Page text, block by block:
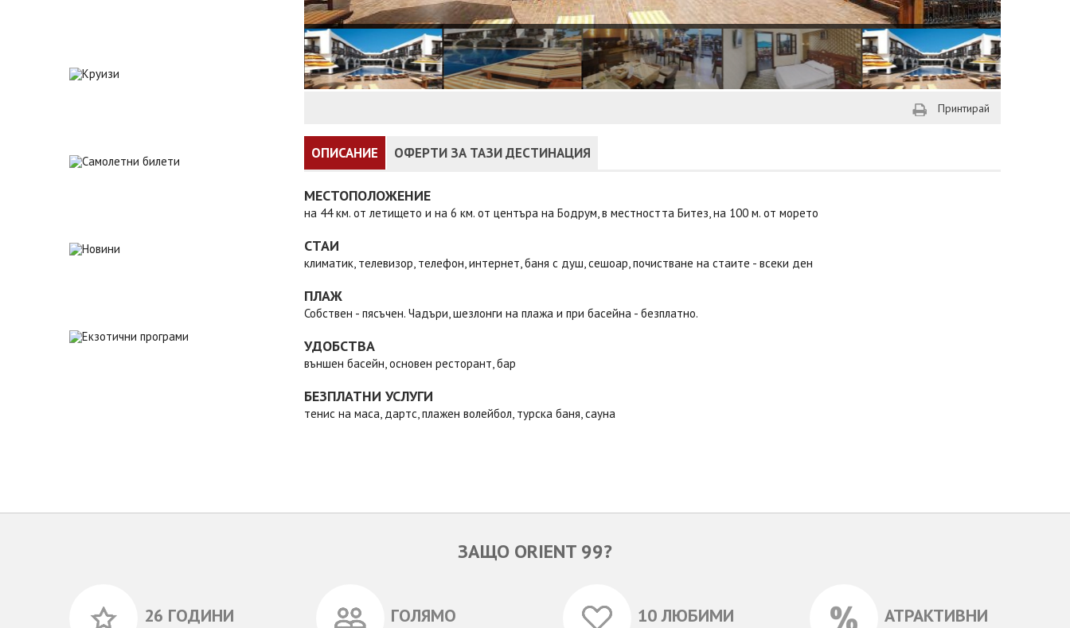
Принтирай
ОПИСАНИЕ ОФЕРТИ ЗА ТАЗИ ДЕСТИНАЦИЯ
МЕСТОПОЛОЖЕНИЕ
на 44 км. от летището и на 6 км. от центъра на Бодрум, в местността Битез, на 100 м. от морето
СТАИ
климатик, телевизор, телефон, интернет, баня с душ, сешоар, почистване на стаите - всеки ден
ПЛАЖ
Собствен - пясъчен. Чадъри, шезлонги на плажа и при басейна - безплатно.
УДОБСТВА
външен басейн, основен ресторант, бар
БЕЗПЛАТНИ УСЛУГИ
тенис на маса, дартс, плажен волейбол, турска баня, сауна
ЗАЩО ORIENT 99?
26 ГОДИНИ ГОЛЯМО 10 ЛЮБИМИ АТРАКТИВНИ